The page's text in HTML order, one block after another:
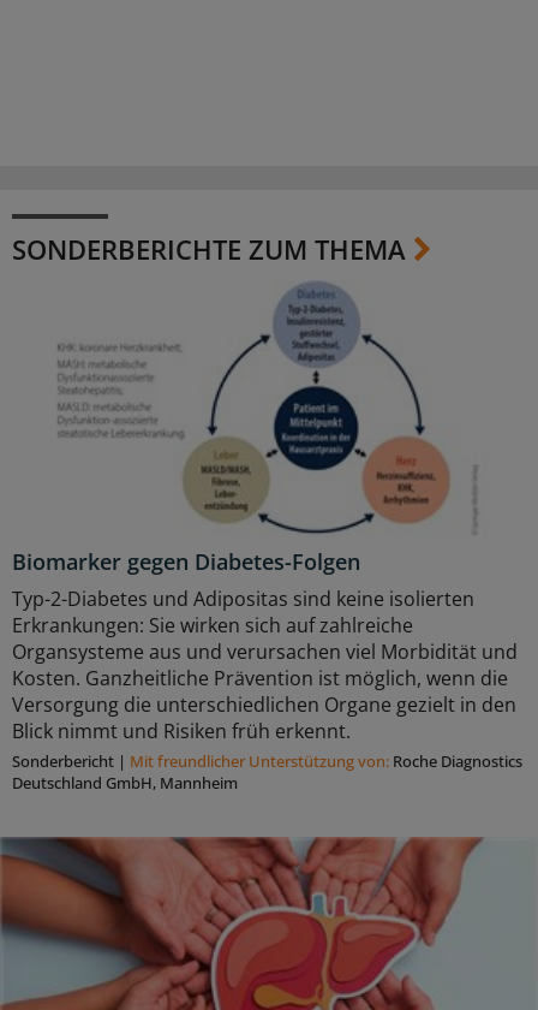
SONDERBERICHTE ZUM THEMA
Biomarker gegen Diabetes-Folgen
Typ-2-Diabetes und Adipositas sind keine isolierten
Erkrankungen: Sie wirken sich auf zahlreiche
Organsysteme aus und verursachen viel Morbidität und
Kosten. Ganzheitliche Prävention ist möglich, wenn die
Versorgung die unterschiedlichen Organe gezielt in den
Blick nimmt und Risiken früh erkennt.
Sonderbericht | Mit freundlicher Unterstützung von: Roche Diagnostics
Deutschland GmbH, Mannheim